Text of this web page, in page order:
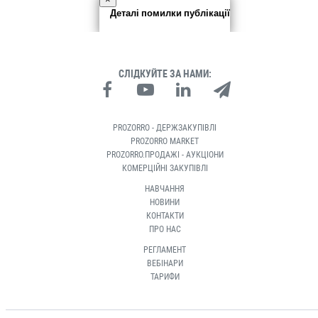
Деталі помилки публікації
СЛІДКУЙТЕ ЗА НАМИ:
PROZORRO - ДЕРЖЗАКУПІВЛІ
PROZORRO MARKET
PROZORRO.ПРОДАЖІ - АУКЦІОНИ
КОМЕРЦІЙНІ ЗАКУПІВЛІ
НАВЧАННЯ
НОВИНИ
КОНТАКТИ
ПРО НАС
РЕГЛАМЕНТ
ВЕБІНАРИ
ТАРИФИ